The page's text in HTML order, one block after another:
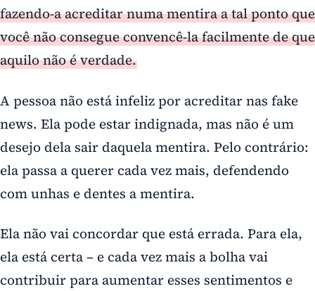
fazendo-a acreditar numa mentira a tal ponto que
você não consegue convencê-la facilmente de que
aquilo não é verdade.
A pessoa não está infeliz por acreditar nas fake
news. Ela pode estar indignada, mas não é um
desejo dela sair daquela mentira. Pelo contrário:
ela passa a querer cada vez mais, defendendo
com unhas e dentes a mentira.
Ela não vai concordar que está errada. Para ela,
ela está certa – e cada vez mais a bolha vai
contribuir para aumentar esses sentimentos e